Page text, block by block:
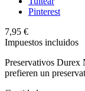
Pinterest
7,95 €
Impuestos incluidos
Preservativos Durex
prefieren un